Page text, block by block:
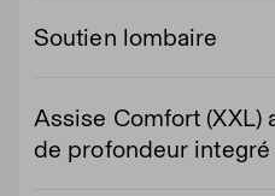
Soutien lombaire
Assise Comfort (XXL)
de profondeur